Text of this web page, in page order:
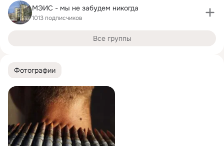
Фотографии
МЭИС - мы не забудем никогда
1013 подписчиков
Все группы